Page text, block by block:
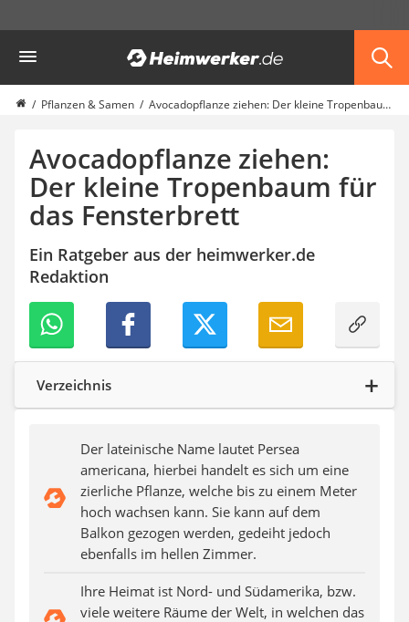
Garten
Akku-Laubsauger
Faltpavillon
Solar-Lichterkette außen
Teleskopleiter
Ameisengift
Pavillon
Sichtschutzstreifen
Akku-Laubbläser
Koifutter
Kassettenmarkise
Bosch-Heckenschere
Stihl-Laubbläser
Minidumper
Pflanzen & Samen Avocadopflanze ziehen: Der kleine Tropenbaum für das Fensterbrett
Avocadopflanze ziehen:
Der kleine Tropenbaum für
das Fensterbrett
Ein Ratgeber aus der heimwerker.de
Redaktion
Verzeichnis
Der lateinische Name lautet Persea
americana, hierbei handelt es sich um eine
zierliche Pflanze, welche bis zu einem Meter
hoch wachsen kann. Sie kann auf dem
Balkon gezogen werden, gedeiht jedoch
ebenfalls im hellen Zimmer.
Ihre Heimat ist Nord- und Südamerika, bzw.
viele weitere Räume der Welt, in welchen das